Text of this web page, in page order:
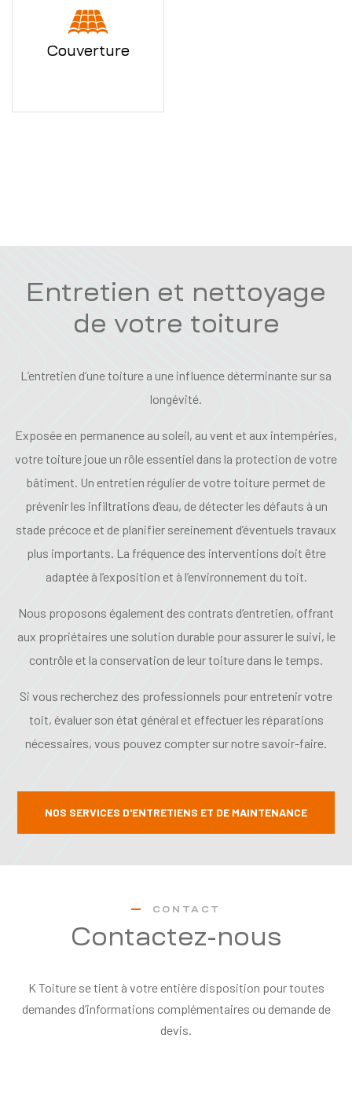
Couverture
Entretien et nettoyage
de votre toiture
L’entretien d’une toiture a une influence déterminante sur sa
longévité.
Exposée en permanence au soleil, au vent et aux intempéries,
votre toiture joue un rôle essentiel dans la protection de votre
bâtiment. Un entretien régulier de votre toiture permet de
prévenir les infiltrations d’eau, de détecter les défauts à un
stade précoce et de planifier sereinement d’éventuels travaux
plus importants. La fréquence des interventions doit être
adaptée à l’exposition et à l’environnement du toit.
Nous proposons également des contrats d’entretien, offrant
aux propriétaires une solution durable pour assurer le suivi, le
contrôle et la conservation de leur toiture dans le temps.
Si vous recherchez des professionnels pour entretenir votre
toit, évaluer son état général et effectuer les réparations
nécessaires, vous pouvez compter sur notre savoir-faire.
NOS SERVICES D'ENTRETIENS ET DE MAINTENANCE
CONTACT
Contactez-nous
K Toiture se tient à votre entière disposition pour toutes
demandes d’informations complémentaires ou demande de
devis.